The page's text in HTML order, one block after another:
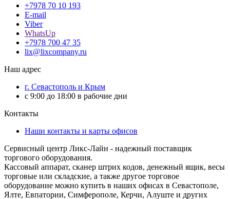
+7978 70 10 193
E-mail
Viber
WhatsUp
+7978 700 47 35
lix@lixcompany.ru
Наш адрес
г. Севастополь и Крым
с 9:00 до 18:00 в рабочие дни
Контакты
Наши контакты и карты офисов
Сервисный центр Ликс-Лайн - надежный поставщик
торгового оборудования.
Кассовый аппарат, сканер штрих кодов, денежный ящик, весы
торговые или складские, а также другое торговое
оборудование можно купить в наших офисах в Севастополе,
Ялте, Евпатории, Симферополе, Керчи, Алуште и других